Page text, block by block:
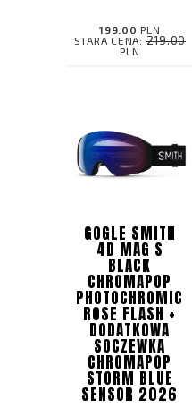
199.00 PLN
STARA CENA:219.00
PLN
GOGLE SMITH
4D MAG S
BLACK
CHROMAPOP
PHOTOCHROMIC
ROSE FLASH +
DODATKOWA
SOCZEWKA
CHROMAPOP
STORM BLUE
SENSOR 2026